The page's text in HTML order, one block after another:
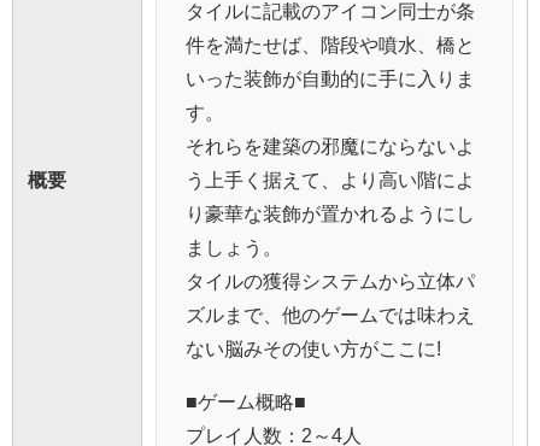
概要
タイルに記載のアイコン同士が条
件を満たせば、階段や噴水、橋と
いった装飾が自動的に手に入りま
す。
それらを建築の邪魔にならないよ
う上手く据えて、より高い階によ
り豪華な装飾が置かれるようにし
ましょう。
タイルの獲得システムから立体パ
ズルまで、他のゲームでは味わえ
ない脳みその使い方がここに!
■ゲーム概略■
プレイ人数：2～4人